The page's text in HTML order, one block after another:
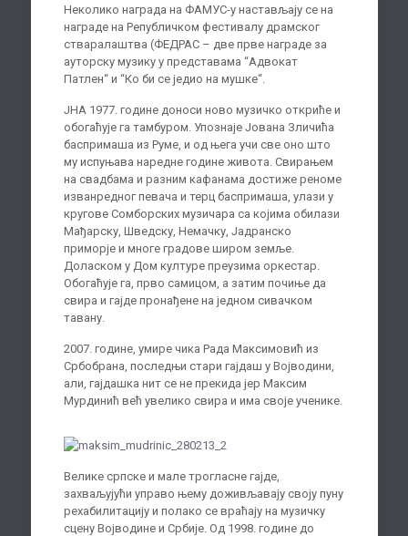
Неколико награда на ФАМУС-у настављају се на
награде на Републичком фестивалу драмског
стваралаштва (ФЕДРАС – две прве награде за
ауторску музику у представама “Адвокат
Патлен“ и “Ко би се једио на мушке“.
ЈНА 1977. године доноси ново музичко откриће и
обогаћује га тамбуром. Упознаје Јована Зличића
баспримаша из Руме, и од њега учи све оно што
му испуњава наредне године живота. Свирањем
на свадбама и разним кафанама достиже реноме
изванредног певача и терц баспримаша, улази у
кругове Сомборских музичара са којима обилази
Мађарску, Шведску, Немачку, Јадранско
приморје и многе градове широм земље.
Доласком у Дом културе преузима оркестар.
Обогаћује га, прво самицом, а затим почиње да
свира и гајде пронађене на једном сивачком
тавану.
2007. године, умире чика Рада Максимовић из
Србобрана, последњи стари гајдаш у Војводини,
али, гајдашка нит се не прекида јер Максим
Мурдинић већ увелико свира и има своје ученике.
Велике српске и мале трогласне гајде,
захваљујући управо њему доживљавају своју пуну
рехабилитацију и полако се враћају на музичку
сцену Војводине и Србије. Од 1998. године до